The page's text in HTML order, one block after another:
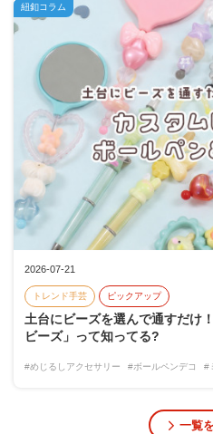
2026-07-21
トレンド手芸 ピックアップ
土台にビーズを選んで通すだけ
ビーズ」って知ってる?
#めじるしアクセサリー #ボールペンデコ #
紐釦コラム
一覧